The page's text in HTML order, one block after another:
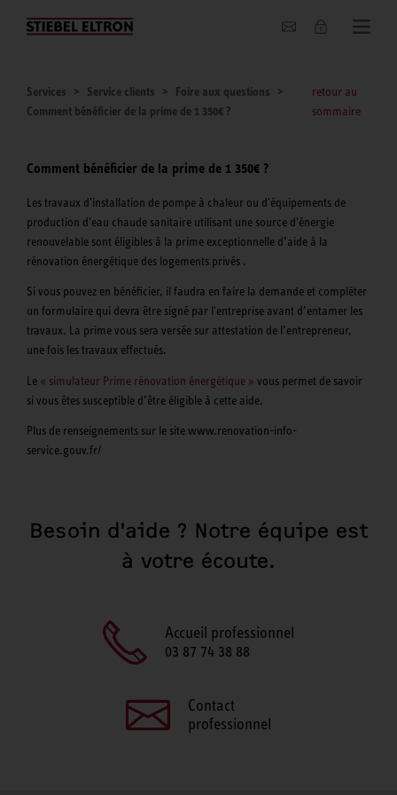
Entreprise
Services Service clients
Foire aux questions
Comment bénéficier de la prime de 1 350€ ?
retour au
sommaire
Comment bénéficier de la prime de 1 350€ ?
Les travaux d'installation de pompe à chaleur ou d'équipements de
production d'eau chaude sanitaire utilisant une source d'énergie
renouvelable sont éligibles à la prime exceptionnelle d’aide à la
rénovation énergétique des logements privés .
Si vous pouvez en bénéficier, il faudra en faire la demande et compléter
un formulaire qui devra être signé par l'entreprise avant d’entamer les
travaux. La prime vous sera versée sur attestation de l’entrepreneur,
une fois les travaux effectués.
Le « simulateur Prime rénovation énergétique » vous permet de savoir
si vous êtes susceptible d’être éligible à cette aide.
Plus de renseignements sur le site www.renovation-info-
service.gouv.fr/
Besoin d'aide ? Notre équipe est
à votre écoute.
Accueil professionnel
03 87 74 38 88
Contact
professionnel